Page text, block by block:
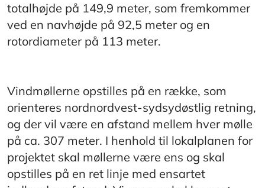
totalhøjde på 149,9 meter, som fremkommer
ved en navhøjde på 92,5 meter og en
rotordiameter på 113 meter.
Vindmøllerne opstilles på en række, som
orienteres nordnordvest-sydsydøstlig retning,
og der vil være en afstand mellem hver mølle
på ca. 307 meter. I henhold til lokalplanen for
projektet skal møllerne være ens og skal
opstilles på en ret linje med ensartet